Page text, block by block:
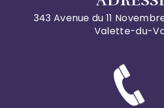
343 Avenue du 11
Valette-du-